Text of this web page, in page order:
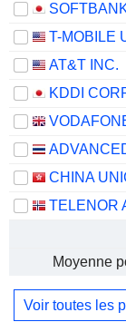
T-MOBILE
AT&T INC.
KDDI
TELENOR
Moyenne
Voir toutes les